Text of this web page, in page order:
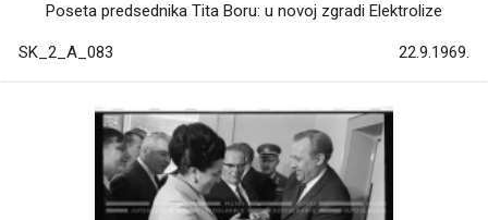
Poseta predsednika Tita Boru: u novoj zgradi Elektrolize
SK_2_A_083 22.9.1969.